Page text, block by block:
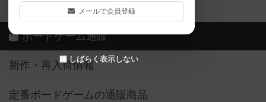
メールで会員登録
しばらく表示しない
ボドゲーマご利用案内
ボードゲーム通販
新作・再入荷情報
定番ボードゲームの通販商品